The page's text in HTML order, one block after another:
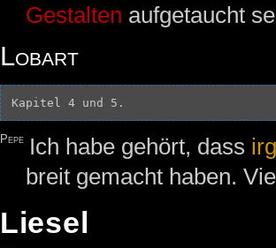
Gestalten aufgetaucht
Lobart
Pepe Ich habe gehört, dass
breit gemacht haben.
Liesel